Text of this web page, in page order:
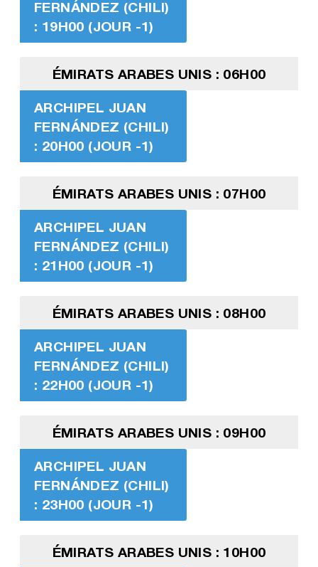
FERNÁNDEZ (CHILI)
: 19H00 (JOUR -1)
ÉMIRATS ARABES UNIS : 06H00
ARCHIPEL JUAN
FERNÁNDEZ (CHILI)
: 20H00 (JOUR -1)
ÉMIRATS ARABES UNIS : 07H00
ARCHIPEL JUAN
FERNÁNDEZ (CHILI)
: 21H00 (JOUR -1)
ÉMIRATS ARABES UNIS : 08H00
ARCHIPEL JUAN
FERNÁNDEZ (CHILI)
: 22H00 (JOUR -1)
ÉMIRATS ARABES UNIS : 09H00
ARCHIPEL JUAN
FERNÁNDEZ (CHILI)
: 23H00 (JOUR -1)
ÉMIRATS ARABES UNIS : 10H00